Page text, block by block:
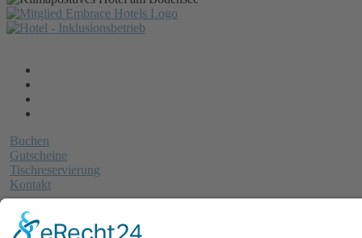
Buchen
Gutscheine
Tischreservierung
Kontakt
BUCHEN